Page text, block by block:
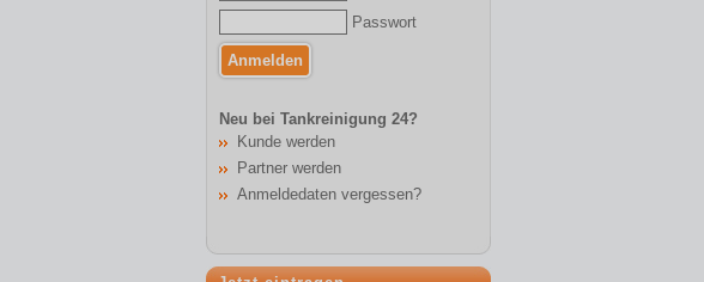
Passwort
Neu bei Tankreinigung 24?
Kunde werden
Partner werden
Anmeldedaten vergessen?